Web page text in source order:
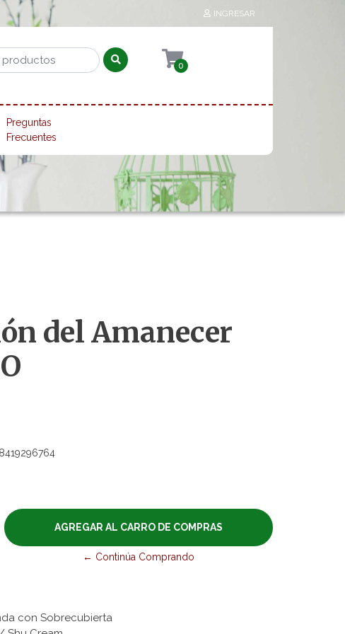
INGRESAR
0
Preguntas
Frecuentes
del Amanecer
← Continúa Comprando
con Sobrecubierta